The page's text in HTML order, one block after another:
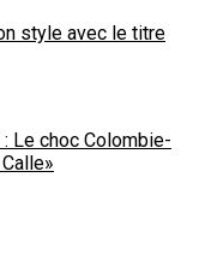
style avec le titre
Le choc Colombie-